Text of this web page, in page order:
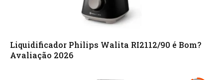
Liquidificador Philips Walita RI2112/90 é Bom?
Avaliação 2026